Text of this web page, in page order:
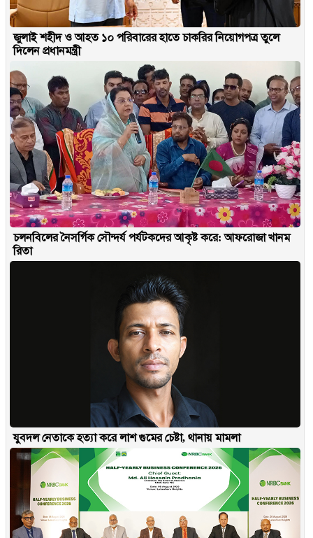
জুলাই শহীদ ও আহত ১০ পরিবারের হাতে চাকরির নিয়োগপত্র তুলে
দিলেন প্রধানমন্ত্রী
চলনবিলের নৈসর্গিক সৌন্দর্য পর্যটকদের আকৃষ্ট করে: আফরোজা খানম
রিতা
যুবদল নেতাকে হত্যা করে লাশ গুমের চেষ্টা, থানায় মামলা